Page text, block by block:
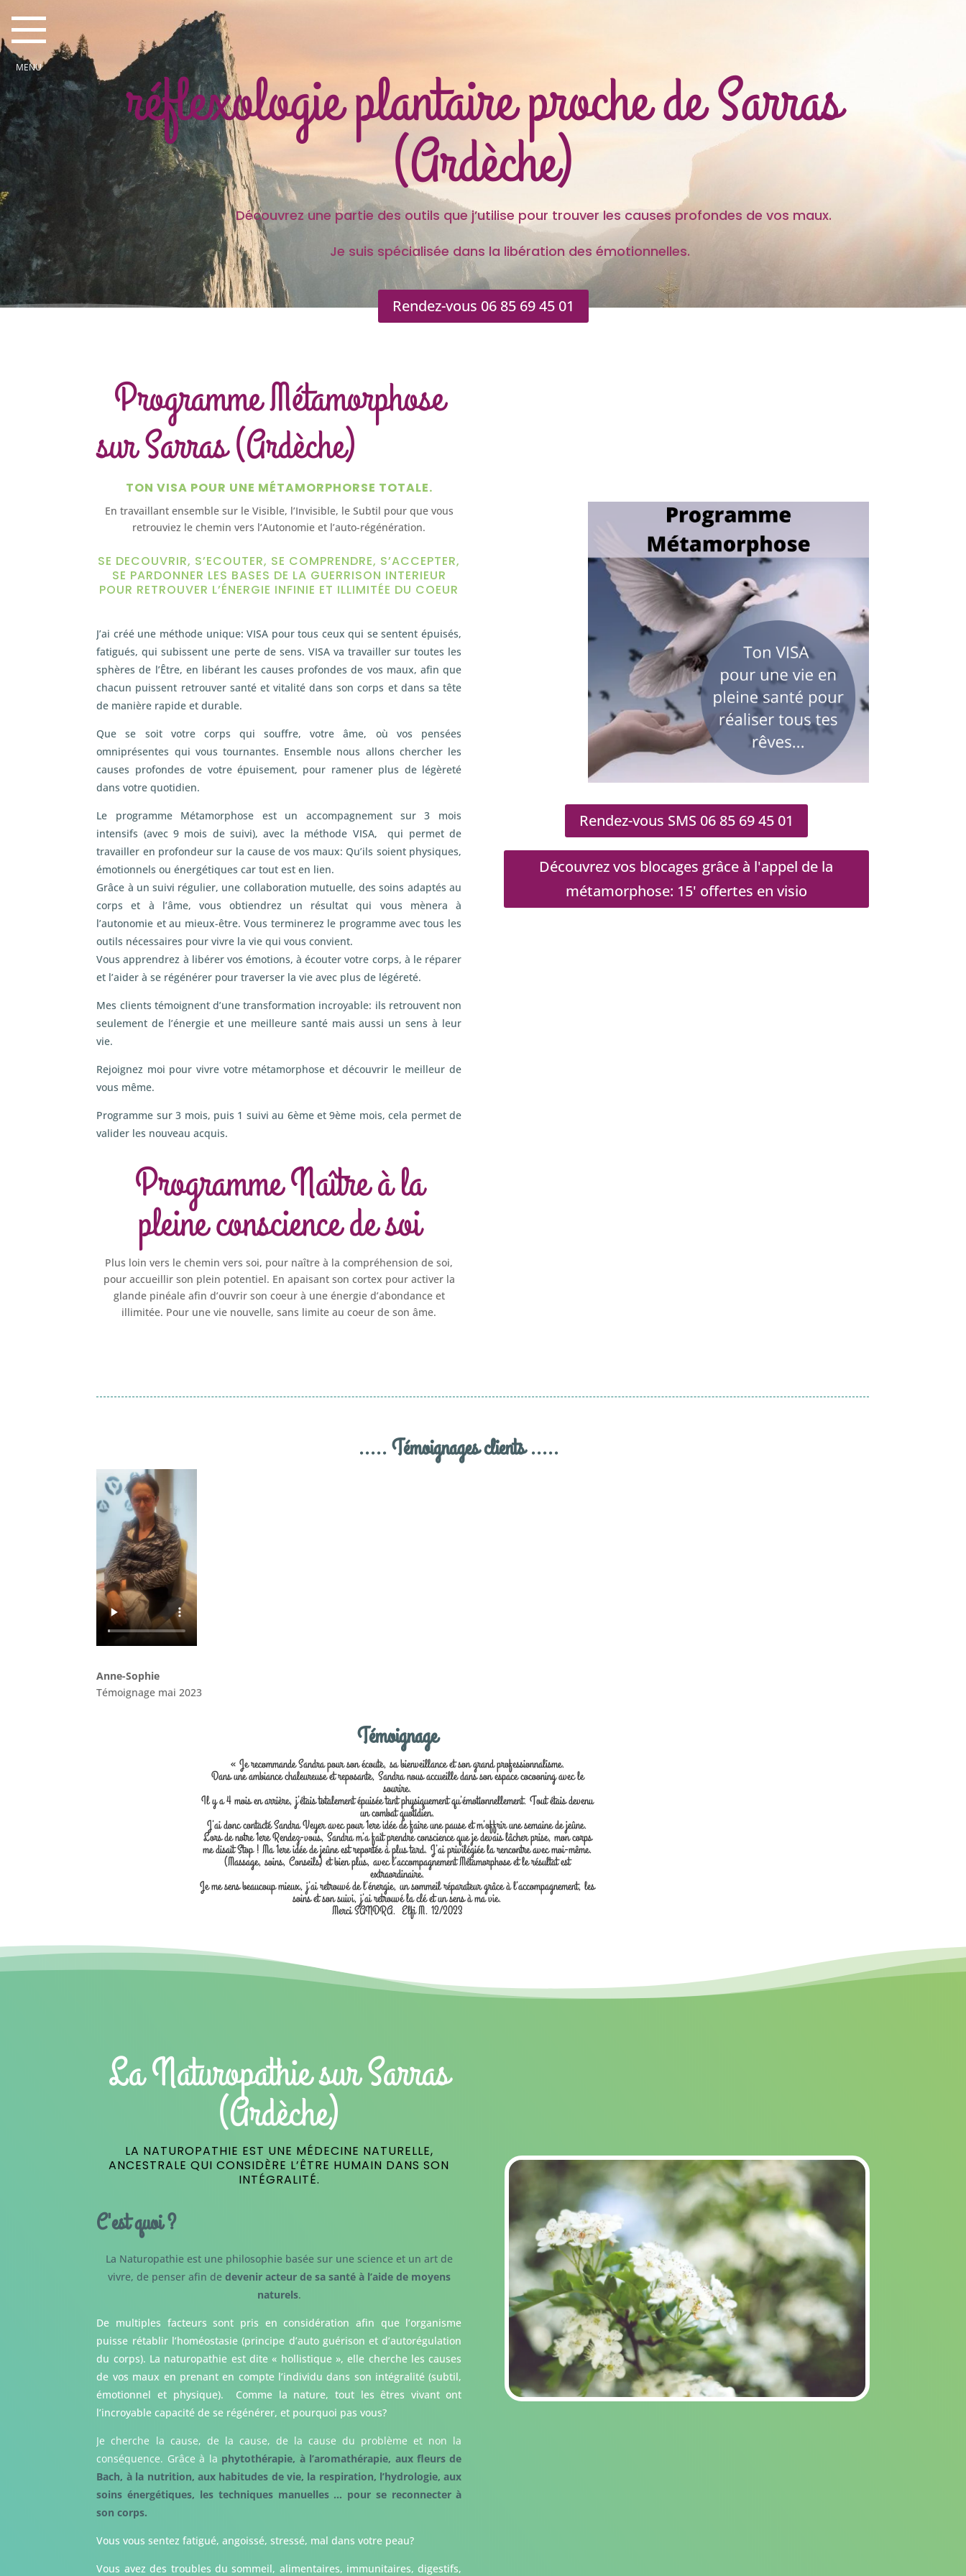
réflexologie plantaire proche de Sarras
(Ardèche)
Découvrez une partie des outils que j’utilise pour trouver les causes profondes de vos maux.
Je suis spécialisée dans la libération des émotionnelles.
Rendez-vous 06 85 69 45 01
Programme Métamorphose
sur Sarras (Ardèche)
TON VISA POUR UNE MÉTAMORPHORSE TOTALE.
En travaillant ensemble sur le Visible, l’Invisible, le Subtil pour que vous
retrouviez le chemin vers l’Autonomie et l’auto-régénération.
SE DECOUVRIR, S’ECOUTER, SE COMPRENDRE, S’ACCEPTER,
SE PARDONNER LES BASES DE LA GUERRISON INTERIEUR
POUR RETROUVER L’ÉNERGIE INFINIE ET ILLIMITÉE DU COEUR
J’ai créé une méthode unique: VISA pour tous ceux qui se sentent épuisés,
fatigués, qui subissent une perte de sens. VISA va travailler sur toutes les
sphères de l’Être, en libérant les causes profondes de vos maux, afin que
chacun puissent retrouver santé et vitalité dans son corps et dans sa tête
de manière rapide et durable.
Que se soit votre corps qui souffre, votre âme, où vos pensées
omniprésentes qui vous tournantes. Ensemble nous allons chercher les
causes profondes de votre épuisement, pour ramener plus de légèreté
dans votre quotidien.
Le programme Métamorphose est un accompagnement sur 3 mois
intensifs (avec 9 mois de suivi), avec la méthode VISA, qui permet de
travailler en profondeur sur la cause de vos maux: Qu’ils soient physiques,
émotionnels ou énergétiques car tout est en lien.
Grâce à un suivi régulier, une collaboration mutuelle, des soins adaptés au
corps et à l’âme, vous obtiendrez un résultat qui vous mènera à
l’autonomie et au mieux-être. Vous terminerez le programme avec tous les
outils nécessaires pour vivre la vie qui vous convient.
Vous apprendrez à libérer vos émotions, à écouter votre corps, à le réparer
et l’aider à se régénérer pour traverser la vie avec plus de légéreté.
Mes clients témoignent d’une transformation incroyable: ils retrouvent non
seulement de l’énergie et une meilleure santé mais aussi un sens à leur
vie.
Rejoignez moi pour vivre votre métamorphose et découvrir le meilleur de
vous même.
Programme sur 3 mois, puis 1 suivi au 6ème et 9ème mois, cela permet de
valider les nouveau acquis.
Programme Naître à la
pleine conscience de soi
Plus loin vers le chemin vers soi, pour naître à la compréhension de soi,
pour accueillir son plein potentiel. En apaisant son cortex pour activer la
glande pinéale afin d’ouvrir son coeur à une énergie d’abondance et
illimitée. Pour une vie nouvelle, sans limite au coeur de son âme.
Rendez-vous SMS 06 85 69 45 01
Découvrez vos blocages grâce à l'appel de la
métamorphose: 15' offertes en visio
..... Témoignages clients .....
Anne-Sophie
Témoignage mai 2023
Témoignage
« Je recommande Sandra pour son écoute, sa bienveillance et son grand professionnalisme.
Dans une ambiance chaleureuse et reposante, Sandra nous accueille dans son espace cocooning avec le
sourire.
Il y a 4 mois en arrière, j’étais totalement épuisée tant physiquement qu’émotionnellement. Tout étais devenu
un combat quotidien.
J’ai donc contacté Sandra Veyer avec pour 1ere idée de faire une pause et m’offrir une semaine de jeûne.
Lors de notre 1ere Rendez-vous, Sandra m’a fait prendre conscience que je devais lâcher prise, mon corps
me disait Stop ! Ma 1ere idée de jeûne est reportée à plus tard. J’ai privilégiée la rencontre avec moi-même.
(Massage, soins, Conseils) et bien plus, avec l’accompagnement Métamorphose et le résultat est
extraordinaire.
Je me sens beaucoup mieux, j’ai retrouvé de l’énergie, un sommeil réparateur grâce à l’accompagnement, les
soins et son suivi, j’ai retrouvé la clé et un sens à ma vie.
Merci SANDRA. Elfi M. 12/2023
La Naturopathie sur Sarras
(Ardèche)
LA NATUROPATHIE EST UNE MÉDECINE NATURELLE,
ANCESTRALE QUI CONSIDÈRE L’ÊTRE HUMAIN DANS SON
INTÉGRALITÉ.
C'est quoi ?
La Naturopathie est une philosophie basée sur une science et un art de
vivre, de penser afin de devenir acteur de sa santé à l’aide de moyens
naturels.
De multiples facteurs sont pris en considération afin que l’organisme
puisse rétablir l’homéostasie (principe d’auto guérison et d’autorégulation
du corps). La naturopathie est dite « hollistique », elle cherche les causes
de vos maux en prenant en compte l’individu dans son intégralité (subtil,
émotionnel et physique). Comme la nature, tout les êtres vivant ont
l’incroyable capacité de se régénérer, et pourquoi pas vous?
Je cherche la cause, de la cause, de la cause du problème et non la
conséquence. Grâce à la phytothérapie, à l’aromathérapie, aux fleurs de
Bach, à la nutrition, aux habitudes de vie, la respiration, l’hydrologie, aux
soins énergétiques, les techniques manuelles … pour se reconnecter à
son corps.
Vous vous sentez fatigué, angoissé, stressé, mal dans votre peau?
Vous avez des troubles du sommeil, alimentaires, immunitaires, digestifs,